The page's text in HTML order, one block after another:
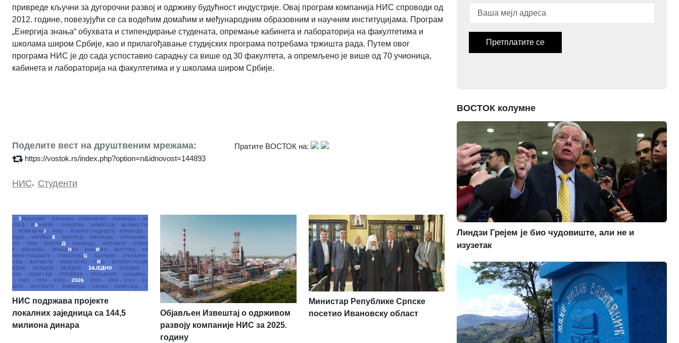
привреде кључни за дугорочни развој и одрживу будућност индустрије. Овај програм компанија НИС спроводи од
2012. године, повезујући се са водећим домаћим и међународним образовним и научним институцијама. Програм
„Енергија знања“ обухвата и стипендирање студената, опремање кабинета и лабораторија на факултетима и
школама широм Србије, као и прилагођавање студијских програма потребама тржишта рада. Путем овог
програма НИС је до сада успоставио сарадњу са више од 30 факултета, а опремљено је више од 70 учионица,
кабинета и лабораторија на факултетима и у школама широм Србије.
Поделите вест на друштвеним мрежама:
https://vostok.rs/index.php?option=n&idnovost=144893
Пратите ВОСТОК на:
НИС, Студенти
НИС подржава пројекте
локалних заједница са 144,5
милиона динара
Објављен Извештај о одрживом
развоју компаније НИС за 2025.
годину
Министар Републике Српске
посетио Ивановску област
Претплатите се
ВОСТОК колумне
Линдзи Грејем је био чудовиште, али не и
изузетак